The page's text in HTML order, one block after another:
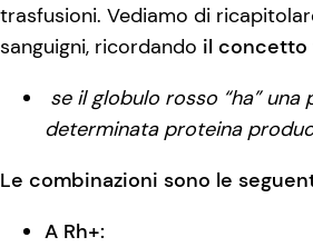
trasfusioni. Vediamo di
sanguigni, ricordando il concetto
se il globulo rosso “ha”
determinata proteina
Le combinazioni sono le
A Rh+: